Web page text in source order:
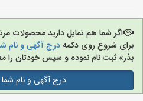
اگر شما هم تمایل دارید محصولات
برای شروع روی دکمهدرج آگهی و نام
بذر» ثبت نام نموده و سپس خودتان را
درج آگهی و نام